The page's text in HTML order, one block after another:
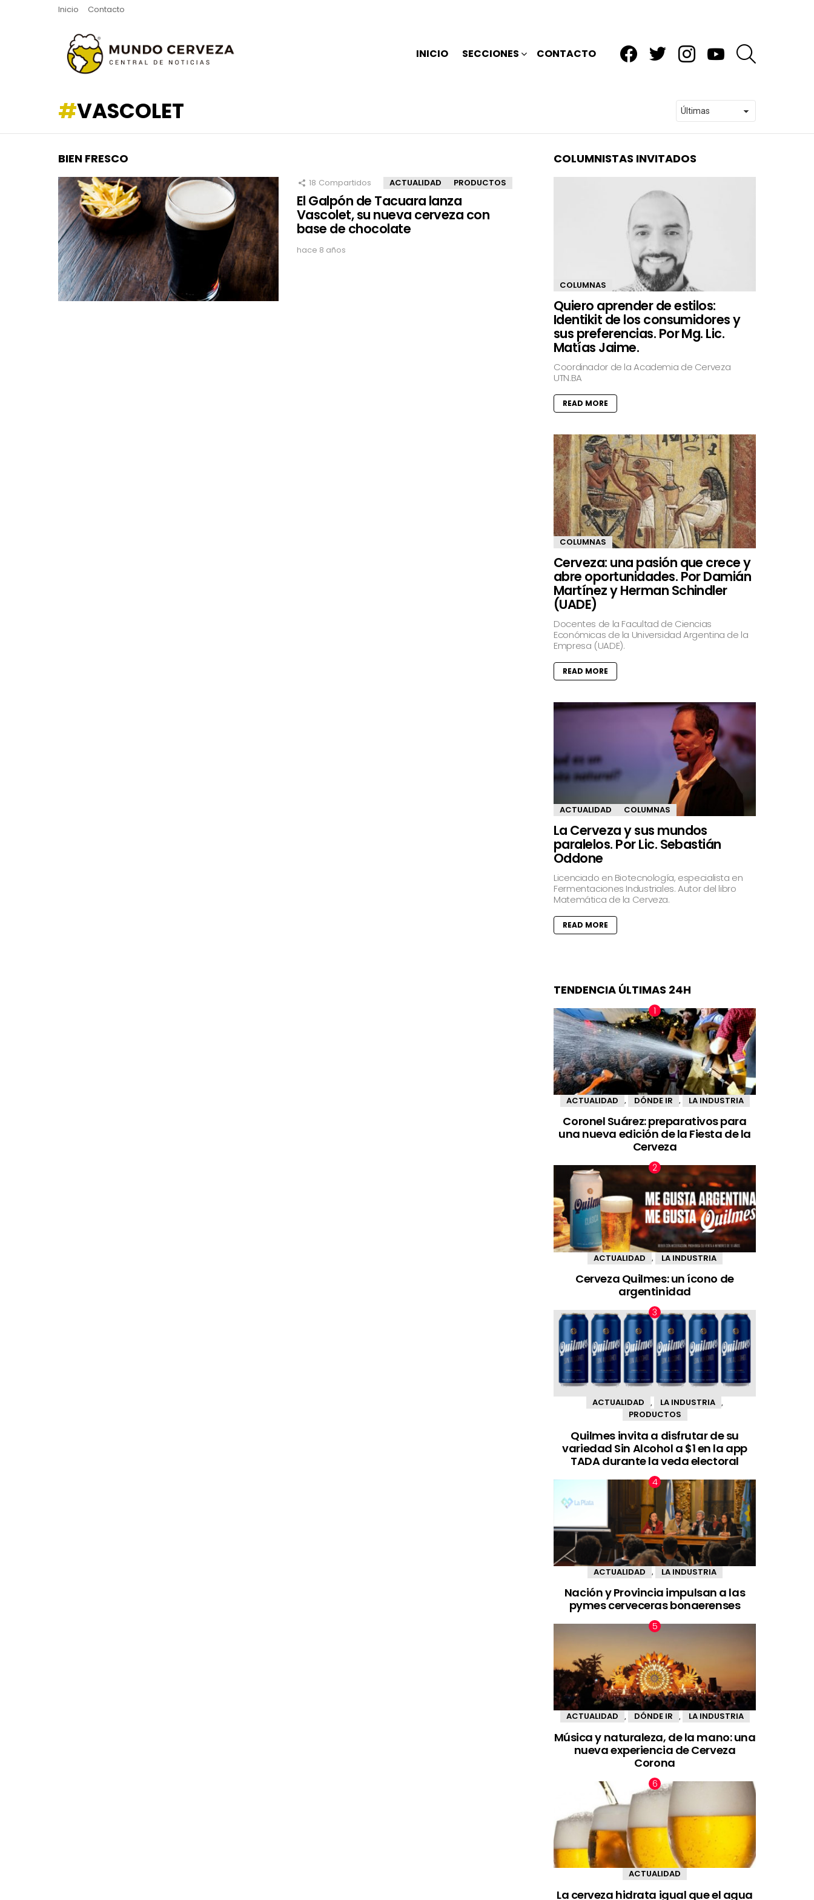
Inicio Contacto
INICIO SECCIONES CONTACTO
VASCOLET
BIEN FRESCO
18 Compartidos ACTUALIDAD PRODUCTOS
El Galpón de Tacuara lanza
Vascolet, su nueva cerveza con
base de chocolate
hace 8 años
COLUMNISTAS INVITADOS
COLUMNAS
Quiero aprender de estilos:
Identikit de los consumidores y
sus preferencias. Por Mg. Lic.
Matías Jaime.
Coordinador de la Academia de Cerveza
UTN.BA
READ MORE
COLUMNAS
Cerveza: una pasión que crece y
abre oportunidades. Por Damián
Martínez y Herman Schindler
(UADE)
Docentes de la Facultad de Ciencias
Económicas de la Universidad Argentina de la
Empresa (UADE).
READ MORE
ACTUALIDAD COLUMNAS
La Cerveza y sus mundos
paralelos. Por Lic. Sebastián
Oddone
Licenciado en Biotecnología, especialista en
Fermentaciones Industriales. Autor del libro
Matemática de la Cerveza.
READ MORE
TENDENCIA ÚLTIMAS 24H
ACTUALIDAD , DÓNDE IR , LA INDUSTRIA
Coronel Suárez: preparativos para
una nueva edición de la Fiesta de la
Cerveza
ACTUALIDAD LA INDUSTRIA
Cerveza Quilmes: un ícono de
argentinidad
ACTUALIDAD LA INDUSTRIA
PRODUCTOS
Quilmes invita a disfrutar de su
variedad Sin Alcohol a $1 en la app
TADA durante la veda electoral
ACTUALIDAD , LA INDUSTRIA
Nación y Provincia impulsan a las
pymes cerveceras bonaerenses
ACTUALIDAD DÓNDE IR LA INDUSTRIA
Música y naturaleza, de la mano: una
nueva experiencia de Cerveza
Corona
ACTUALIDAD
La cerveza hidrata igual que el agua